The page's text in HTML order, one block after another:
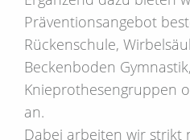
Präventionsangebot
Rückenschule,
Beckenboden
Knieprothesengruppen
an.
Dabei arbeiten wir strikt